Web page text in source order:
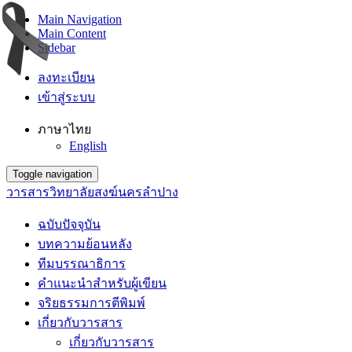
Main Navigation
Main Content
Sidebar
ลงทะเบียน
เข้าสู่ระบบ
ภาษาไทย
English
Toggle navigation
วารสารวิทยาลัยสงฆ์นครลำปาง
ฉบับปัจจุบัน
บทความย้อนหลัง
ทีมบรรณาธิการ
คำแนะนำสำหรับผู้เขียน
จริยธรรมการตีพิมพ์
เกี่ยวกับวารสาร
เกี่ยวกับวารสาร